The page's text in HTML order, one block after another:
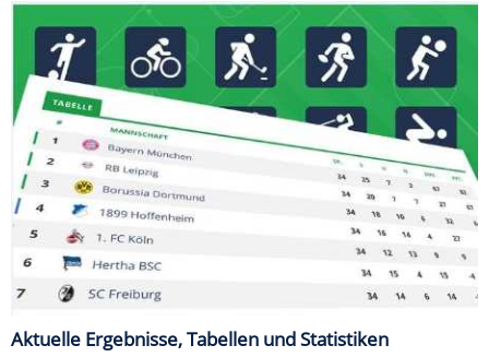
Aktuelle Ergebnisse, Tabellen und Statistiken